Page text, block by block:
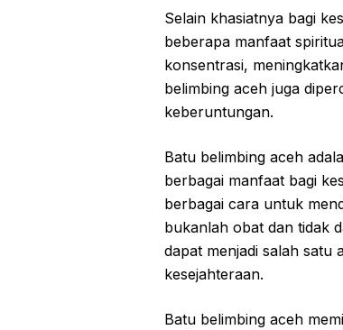
Selain khasiatnya bagi
beberapa manfaat
konsentrasi,
belimbing aceh juga
keberuntungan.
Batu belimbing aceh
berbagai manfaat bagi
berbagai cara untuk
bukanlah obat dan tidak
dapat menjadi salah satu
kesejahteraan.
Batu belimbing aceh